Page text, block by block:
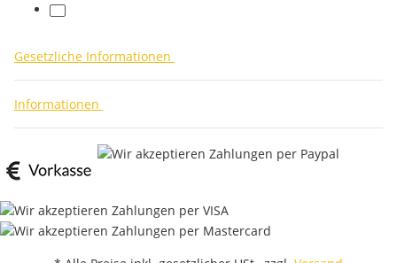
facebook
Gesetzliche Informationen
Informationen